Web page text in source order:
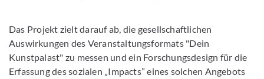
Das Projekt zielt darauf ab, die gesellschaftlichen
Auswirkungen des Veranstaltungsformats "Dein
Kunstpalast" zu messen und ein Forschungsdesign für die
Erfassung des sozialen „Impacts” eines solchen Angebots